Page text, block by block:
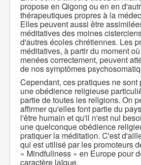
propose en Qigong ou en en
thérapeutiques propres à la
Elles peuvent aussi être
méditatives des moines
d'autres écoles chrétiennes. Les
méditatives, à partir du moment
menées correctement, peuvent
de nos symptômes
Cependant, ces pratiques ne sont
une obédience religieuse
partie de toutes les religions. On
affirmer qu'elles font partie du
l'être humain et qu'il n'est nul
une quelconque obédience
pratiquer la méditation. C'est
qui est utilisé par les promoteurs
« Mindfullness » en Europe pour
caractère laïque.